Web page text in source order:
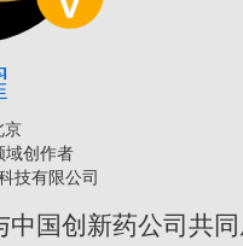
京
域创作者
技有限公司
国创新药公司共